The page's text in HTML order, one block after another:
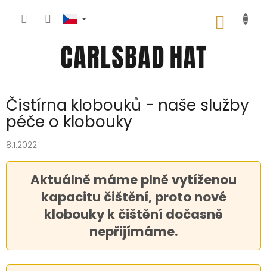
Čistírna klobouků - naše služby
péče o klobouky
8.1.2022
Aktuálně máme plně vytíženou
kapacitu čištění, proto nové
klobouky k čištění dočasně
nepřijímáme.